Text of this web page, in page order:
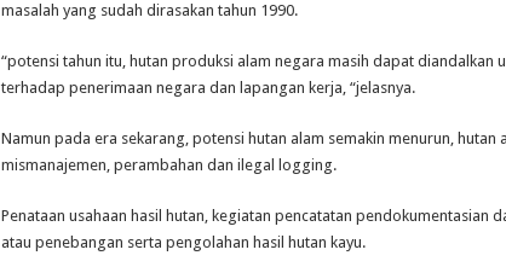
masalah yang sudah dirasakan tahun 1990.
“potensi tahun itu, hutan produksi alam negara masih dapat diandalkan
terhadap penerimaan negara dan lapangan kerja, “jelasnya.
Namun pada era sekarang, potensi hutan alam semakin menurun,
mismanajemen, perambahan dan ilegal logging.
Penataan usahaan hasil hutan, kegiatan pencatatan pendokumentasian
atau penebangan serta pengolahan hasil hutan kayu.